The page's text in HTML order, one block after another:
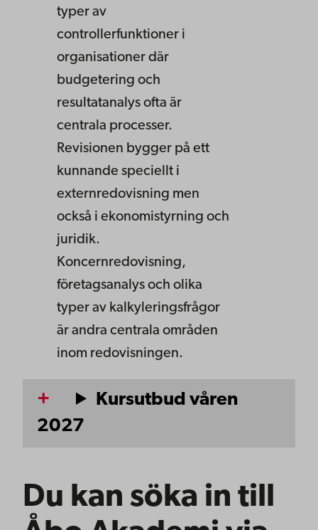
typer av
controllerfunktioner i
organisationer där
budgetering och
resultatanalys ofta är
centrala processer.
Revisionen bygger på ett
kunnande speciellt i
externredovisning men
också i ekonomistyrning och
juridik.
Koncernredovisning,
företagsanalys och olika
typer av kalkyleringsfrågor
är andra centrala områden
inom redovisningen.
Kursutbud våren
2027
Du kan söka in till